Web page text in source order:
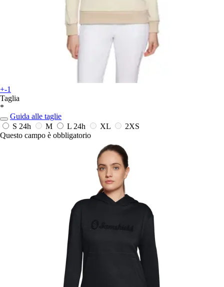
+-1
Taglia
*
Guida alle taglie
S 24h M L 24h XL
2XS
Questo campo è obbligatorio